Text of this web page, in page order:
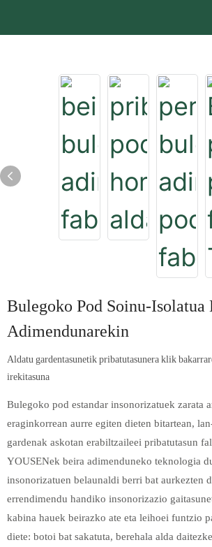
Bulegoko Pod Soinu-Isolatua
Adimendunarekin
Aldatu gardentasunetik pribatutasunera klik
irekitasuna
Bulegoko pod estandar insonorizatuek zarata
eraginkorrean aurre egiten dieten bitartean,
gardenak askotan erabiltzaileei pribatutasun
YOUSENek beira adimenduneko teknologia
insonorizatuen belaunaldi berri bat aurkezten
errendimendu handiko insonorizazio
kabina hauek beirazko ate eta leihoei funtzio
diete: botoi bat sakatuta, berehala alda